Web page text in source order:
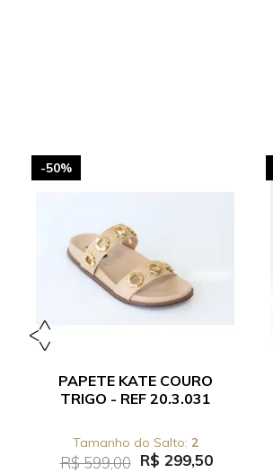
-50%
PAPETE KATE COURO
TRIGO - REF 20.3.031
2
R$ 599,00 R$ 299,50